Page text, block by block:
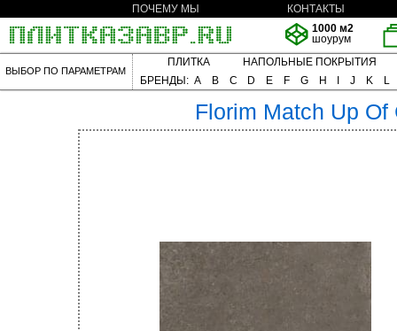
ПОЧЕМУ МЫ
КОНТАКТЫ
1000 м2
шоурум
ВЫБОР ПО ПАРАМЕТРАМ
ПЛИТКА
НАПОЛЬНЫЕ ПОКРЫТИЯ
БРЕНДЫ: A B C D E F G H J K L
Florim Match Up Of